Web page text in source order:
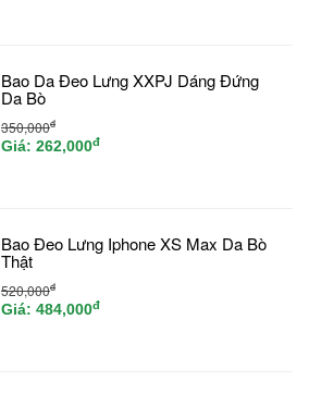
Bao Da Đeo Lưng XXPJ Dáng Đứng
Da Bò
350,000đ
Giá: 262,000đ
Bao Đeo Lưng Iphone XS Max Da Bò
Thật
520,000đ
Giá: 484,000đ